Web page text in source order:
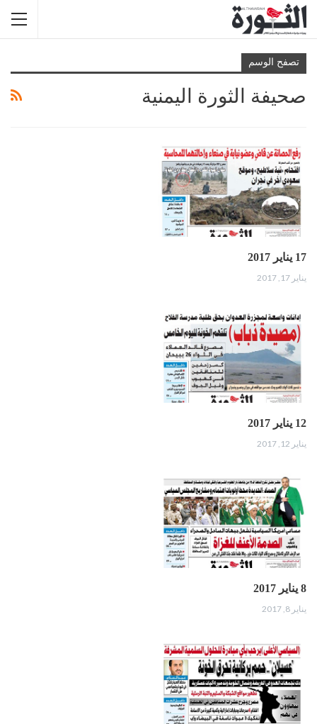
تصفح الوسم
صحيفة الثورة اليمنية
17 يناير 2017
يناير 17, 2017
12 يناير 2017
يناير 12, 2017
8 يناير 2017
يناير 8, 2017